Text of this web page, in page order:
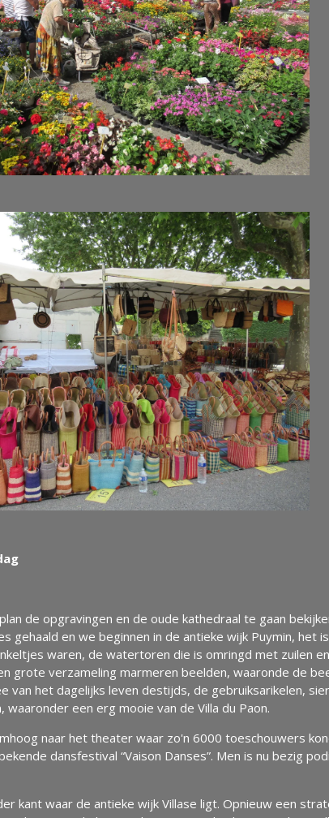
de opgravingen en de oude kathedraal te gaan
gehaald en we beginnen in de antieke wijk Puymin, het
waren, de watertoren die is omringd met zuilen
grote verzameling marmeren beelden, waaronde de
van het dagelijks leven destijds, de gebruiksarikelen,
waaronder een erg mooie van de Villa du Paon.
naar het theater waar zo'n 6000 toeschouwers
dansfestival “Vaison Danses”. Men is nu bezig
kant waar de antieke wijk Villase ligt. Opnieuw een